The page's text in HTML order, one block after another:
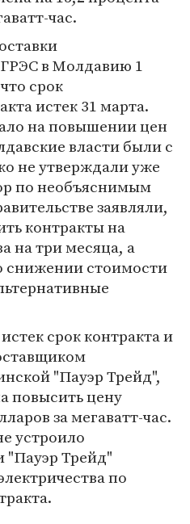
час.
в Молдавию 1
срок
истек 31 марта.
на повышении цен
власти были с
не утверждали уже
по необъяснимым
заявляли,
контракты на
на три месяца, а
снижении стоимости
срок контракта и
"Пауэр Трейд",
повысить цену
за мегаватт-час.
устроило
"Пауэр Трейд"
по